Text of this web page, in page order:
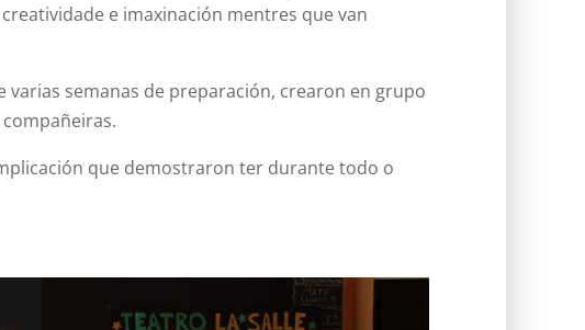
e imaxinación mentres que van
semanas de preparación, crearon en grupo
que demostraron ter durante todo o